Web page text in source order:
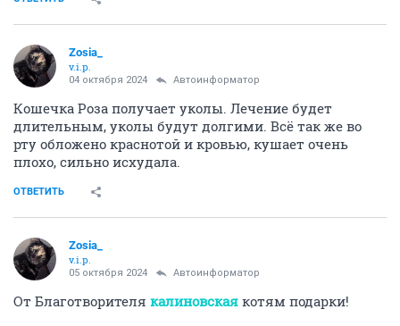
Zosia_
v.i.p.
04 октября 2024 Автоинформатор
Кошечка Роза получает уколы. Лечение будет
длительным, уколы будут долгими. Всё так же во
рту обложено краснотой и кровью, кушает очень
плохо, сильно исхудала.
ОТВЕТИТЬ
Zosia_
v.i.p.
05 октября 2024 Автоинформатор
От Благотворителя калиновская котям подарки!